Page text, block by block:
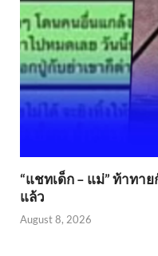
“แชทเด็ก – แม่” ท้าทา
แล้ว
August 8, 2026